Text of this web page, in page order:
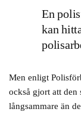
En
kan
Men enligt
också gjort att den
långsammare än